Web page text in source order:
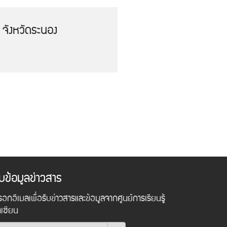
งหวัดระนอง
ข้อมูลข่าวสาร
กอีเมลเพื่อรับข่าวสารและข้อมูลจากศูนย์การเรียนรู้
ซียน